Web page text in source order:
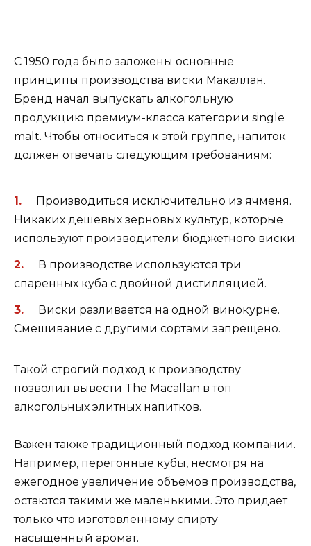
С 1950 года было заложены основные
принципы производства виски Макаллан.
Бренд начал выпускать алкогольную
продукцию премиум-класса категории single
malt. Чтобы относиться к этой группе, напиток
должен отвечать следующим требованиям:
Производиться исключительно из ячменя.
Никаких дешевых зерновых культур, которые
используют производители бюджетного виски;
В производстве используются три
спаренных куба с двойной дистилляцией.
Виски разливается на одной винокурне.
Смешивание с другими сортами запрещено.
Такой строгий подход к производству
позволил вывести The Macallan в топ
алкогольных элитных напитков.
Важен также традиционный подход компании.
Например, перегонные кубы, несмотря на
ежегодное увеличение объемов производства,
остаются такими же маленькими. Это придает
только что изготовленному спирту
насыщенный аромат.